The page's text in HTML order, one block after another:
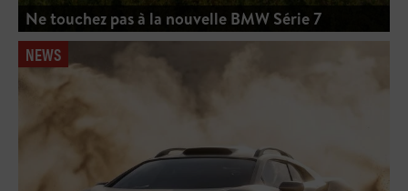
Ne touchez pas à la nouvelle BMW Série 7
NEWS